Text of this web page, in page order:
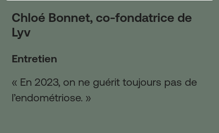
Chloé Bonnet, co-fondatrice de
Lyv
Entretien
« En 2023, on ne guérit toujours pas de
l’endométriose. »